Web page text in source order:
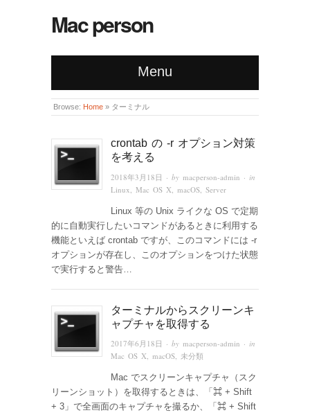
Mac person
Menu
Browse: Home » ターミナル
crontab の -r オプション対策
を考える
2018年3月18日 · by macperson-admin · in
Linux ,Mac OS X macOS ,Server
Linux 等の Unix ライクな OS で定期
的に自動実行したいコマンドがあるときに利用する
機能といえば crontab ですが、このコマンドには -r
オプションが存在し、このオプションをつけた状態
で実行すると警告…
ターミナルからスクリーンキ
ャプチャを取得する
2017年6月18日 · bymacperson-admin · in
Mac OS X,macOS, 未分類
Mac でスクリーンキャプチャ（スク
リーンショット）を取得するときは、「⌘ + Shift
+ 3」で全画面のキャプチャを撮るか、「⌘ + Shift